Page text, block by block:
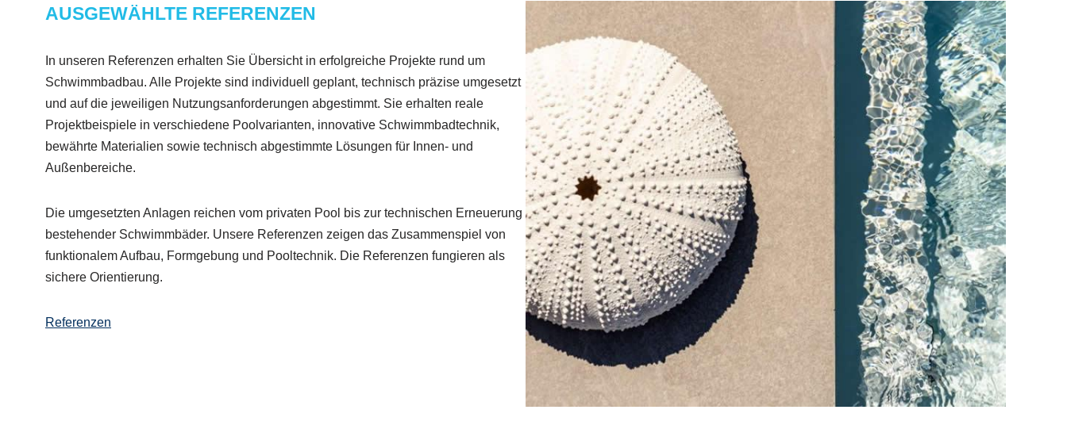
AUSGEWÄHLTE REFERENZEN
In unseren Referenzen erhalten Sie Übersicht in erfolgreiche Projekte rund um
Schwimmbadbau. Alle Projekte sind individuell geplant, technisch präzise umgesetzt
und auf die jeweiligen Nutzungsanforderungen abgestimmt. Sie erhalten reale
Projektbeispiele in verschiedene Poolvarianten, innovative Schwimmbadtechnik,
bewährte Materialien sowie technisch abgestimmte Lösungen für Innen- und
Außenbereiche.
Die umgesetzten Anlagen reichen vom privaten Pool bis zur technischen Erneuerung
bestehender Schwimmbäder. Unsere Referenzen zeigen das Zusammenspiel von
funktionalem Aufbau, Formgebung und Pooltechnik. Die Referenzen fungieren als
sichere Orientierung.
Referenzen